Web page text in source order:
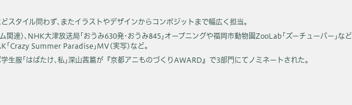
タイル問わず､またイラストやデザインからコンポジットまで幅広く担当｡
関連)､NHK大津放送局｢おうみ630発･おうみ845｣オープニングや福岡市動物園ZooLab｢ズーチューバー｣など
｢Crazy Summer Paradise｣MV(実写)など｡
生服｢はばたけ､私｣深山茜篇が『京都アニものづくりAWARD』で3部門にてノミネートされた｡